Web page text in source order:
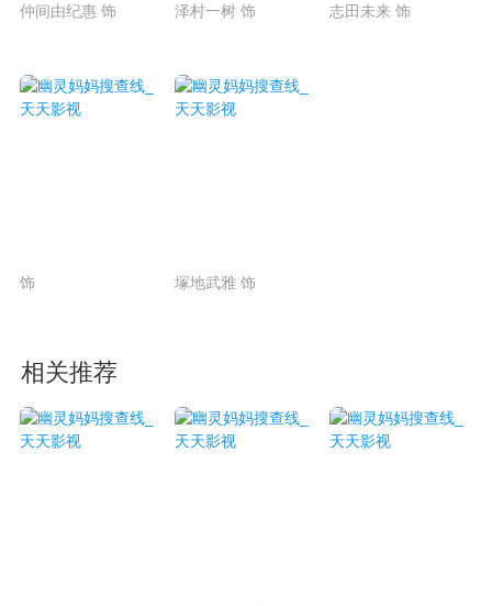
仲间由纪惠 饰 泽村一树 饰 志田未来 饰
饰 塚地武雅 饰
相关推荐